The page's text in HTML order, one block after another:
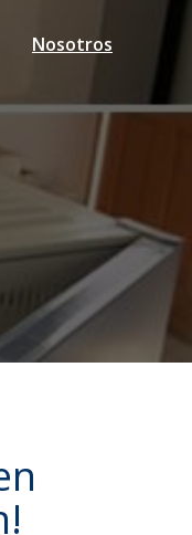
Nosotros